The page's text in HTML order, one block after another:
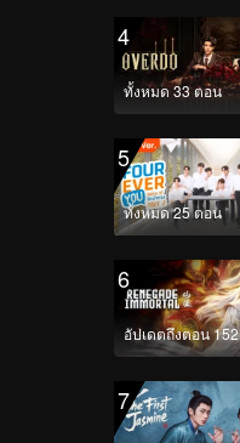
4
ทั้งหมด 33 ตอน
5
ทั้งหมด 25 ตอน
6
อัปเดตถึงตอน 152
7